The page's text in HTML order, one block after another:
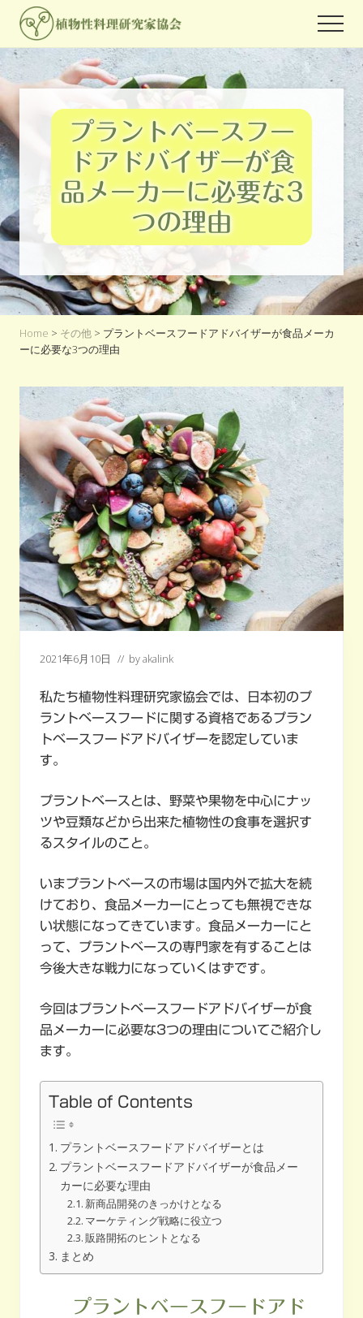
Menu
Skip
main
content
Skip
primary
sidebar
Skip
footer
世
中
の
人々
が
関
心
を
よ
せ
る
プ
ラ
ン
ト
ベ
ー
ス
ド
が
食
を
楽
し
く
す
る
選
択
肢
に
な
る！！
プラントベースフー
ドアドバイザーが食
品メーカーに必要な3
つの理由
Home > その他 > プラントベースフードアドバイザーが食品メーカ
ーに必要な3つの理由
2021年6月10日 // byakalink
私たち植物性料理研究家協会では、日本初のプ
ラントベースフードに関する資格であるプラン
トベースフードアドバイザーを認定していま
す。
プラントベースとは、野菜や果物を中心にナッ
ツや豆類などから出来た植物性の食事を選択す
るスタイルのこと。
いまプラントベースの市場は国内外で拡大を続
けており、食品メーカーにとっても無視できな
い状態になってきています。食品メーカーにと
って、プラントベースの専門家を有することは
今後大きな戦力になっていくはずです。
今回はプラントベースフードアドバイザーが食
品メーカーに必要な3つの理由についてご紹介し
ます。
Table of Contents
プラントベースフードアドバイザーとは
プラントベースフードアドバイザーが食品メー
カーに必要な理由
新商品開発のきっかけとなる
マーケティング戦略に役立つ
販路開拓のヒントとなる
まとめ
プラントベースフードアド